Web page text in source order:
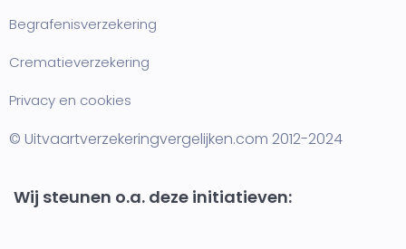
Begrafenisverzekering
Crematieverzekering
Privacy en cookies
© Uitvaartverzekeringvergelijken.com 2012-2024
Wij steunen o.a. deze initiatieven: